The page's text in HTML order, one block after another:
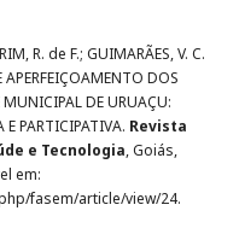
R. de F.; GUIMARÃES, V. C.
DOS
DE URUAÇU:
E PARTICIPATIVA. Revista
e Tecnologia, Goiás,
em:
fasem/article/view/24.